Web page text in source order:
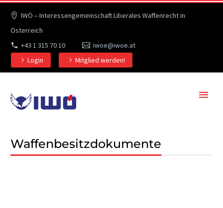
IWÖ – Interessengemeinschaft Liberales Waffenrecht in
Österreich
+43 1 315 70 10
iwoe@iwoe.at
Login
Mitglied werden!
Waffenbesitzdokumente